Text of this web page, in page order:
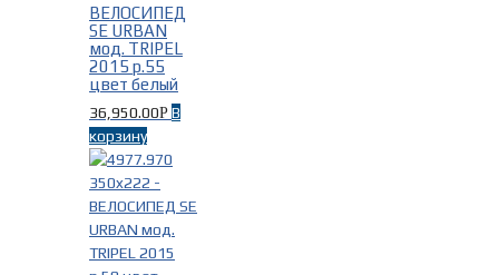
ВЕЛОСИПЕД
SE URBAN
мод. TRIPEL
2015 р.55
цвет белый
36,950.00Р В
корзину